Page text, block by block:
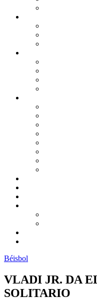
Béisbol
VLADI JR. DA
SOLITARIO